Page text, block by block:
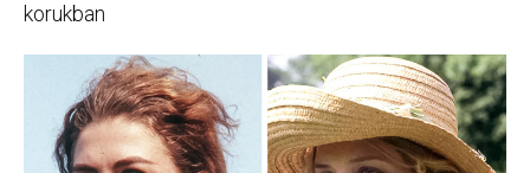
korukban